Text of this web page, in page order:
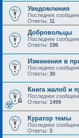
Уведомления
Последнее
Ответы: 11
Добровольцы
Последнее
Ответы: 196
Изменения в
Последнее
Ответы: 30
Книга жалоб и
Последнее
Ответы: 1499
Куратор темы
Последнее
Ответы: 3